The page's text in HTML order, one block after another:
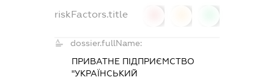
riskFactors.title
dossier.fullName:
ПРИВАТНЕ ПІДПРИЄМСТВО
"УКРАЇНСЬКИЙ